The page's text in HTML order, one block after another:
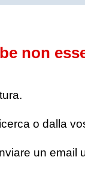
non
o dalla
un email